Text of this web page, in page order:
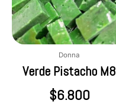
Donna
Verde Pistacho M8
$6.800